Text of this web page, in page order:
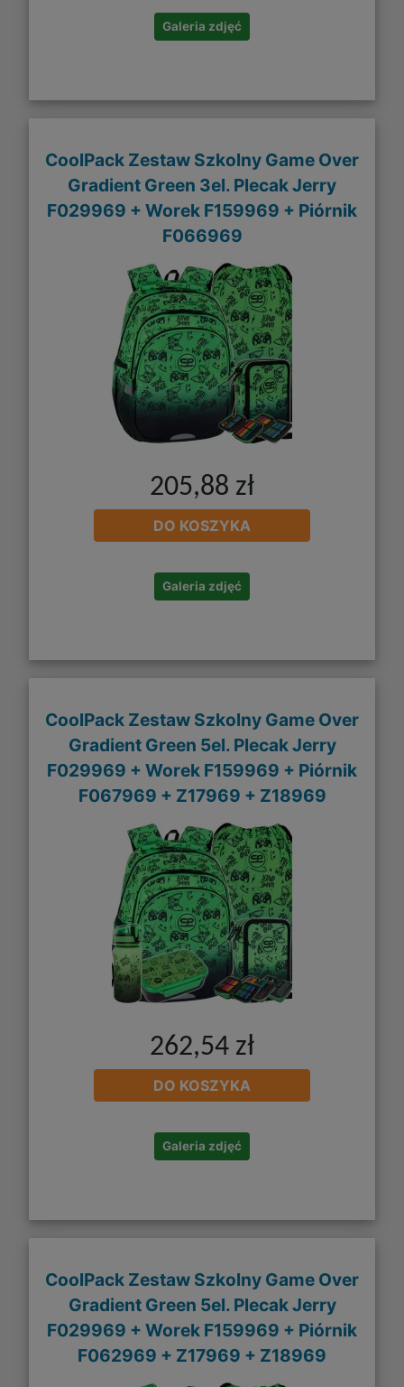
Galeria zdjęć
CoolPack Zestaw Szkolny Game Over
Gradient Green 3el. Plecak Jerry
F029969 + Worek F159969 + Piórnik
F066969
205,88 zł
DO KOSZYKA
Galeria zdjęć
CoolPack Zestaw Szkolny Game Over
Gradient Green 5el. Plecak Jerry
F029969 + Worek F159969 + Piórnik
F067969 + Z17969 + Z18969
262,54 zł
DO KOSZYKA
Galeria zdjęć
CoolPack Zestaw Szkolny Game Over
Gradient Green 5el. Plecak Jerry
F029969 + Worek F159969 + Piórnik
F062969 + Z17969 + Z18969